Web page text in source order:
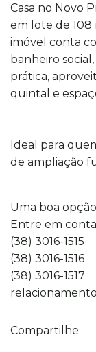
Casa no Novo
em lote de 108
imóvel conta
banheiro
prática,
quintal e
Ideal para
de ampliação
Uma boa
Entre em
(38) 3016-1515
(38) 3016-1516
(38) 3016-1517
Compartilhe